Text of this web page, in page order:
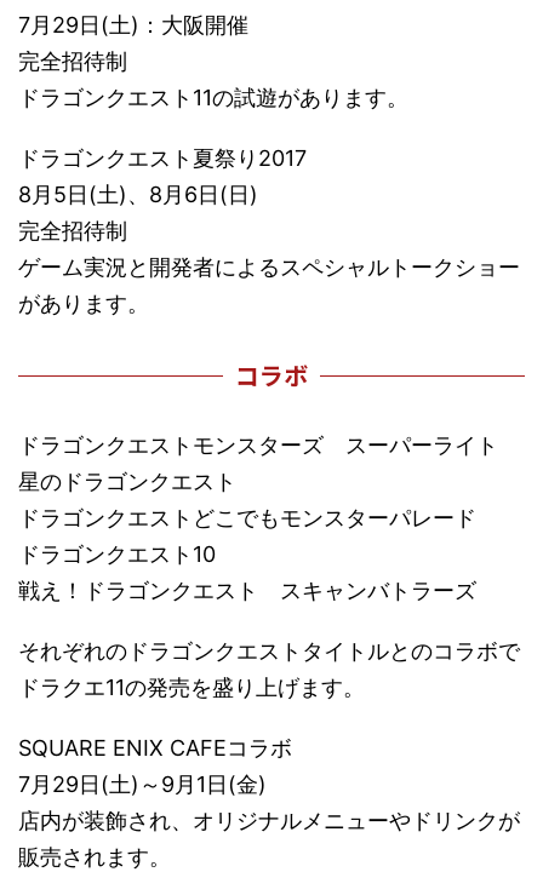
7月29日(土)：大阪開催
完全招待制
ドラゴンクエスト11の試遊があります。
ドラゴンクエスト夏祭り2017
8月5日(土)、8月6日(日)
完全招待制
ゲーム実況と開発者によるスペシャルトークショー
があります。
コラボ
ドラゴンクエストモンスターズ スーパーライト
星のドラゴンクエスト
ドラゴンクエストどこでもモンスターパレード
ドラゴンクエスト10
戦え！ドラゴンクエスト スキャンバトラーズ
それぞれのドラゴンクエストタイトルとのコラボで
ドラクエ11の発売を盛り上げます。
SQUARE ENIX CAFEコラボ
7月29日(土)～9月1日(金)
店内が装飾され、オリジナルメニューやドリンクが
販売されます。